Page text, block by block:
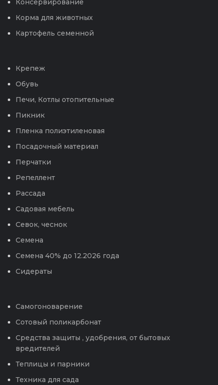
Консервирование
Корма для животных
Картофель семенной
Крепеж
Обувь
Печи, Котлы отопительные
Пикник
Пленка полиэтиленовая
Посадочный материал
Перчатки
Репеллент
Рассада
Садовая мебель
Севок, чеснок
Семена
Семена 40% до 12.2026 года
Сидераты
Самогоноварение
Сотовый поликарбонат
Средства защиты , удобрения, от бытовых
вредителей
Теплицы и парники
Техника для сада